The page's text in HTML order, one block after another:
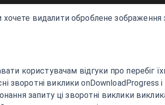
видалити оброблене зображення
користувачам відгуки про перебіг
виклики onDownloadProgress
запиту ці зворотні виклики